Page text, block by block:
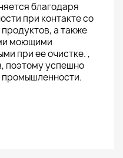
благодаря
при контакте со
а также
моющими
при ее очистке. ,
поэтому успешно
промышленности.